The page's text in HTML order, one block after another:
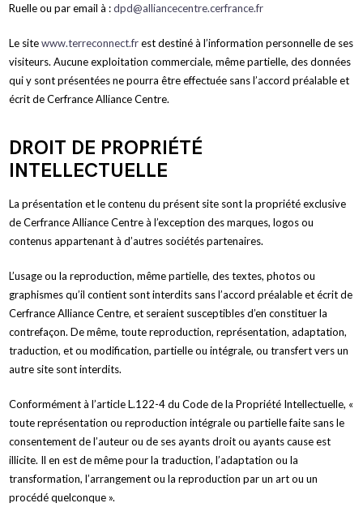
Ruelle ou par email à :dpd@alliancecentre.cerfrance.fr
Le sitewww.terreconnect.frest destiné à l’information personnelle de ses
visiteurs. Aucune exploitation commerciale, même partielle, des données
qui y sont présentées ne pourra être effectuée sans l’accord préalable et
écrit de Cerfrance Alliance Centre.
DROIT DE PROPRIÉTÉ
INTELLECTUELLE
La présentation et le contenu du présent site sont la propriété exclusive
de Cerfrance Alliance Centre à l’exception des marques, logos ou
contenus appartenant à d’autres sociétés partenaires.
L’usage ou la reproduction, même partielle, des textes, photos ou
graphismes qu’il contient sont interdits sans l’accord préalable et écrit de
Cerfrance Alliance Centre, et seraient susceptibles d’en constituer la
contrefaçon. De même, toute reproduction, représentation, adaptation,
traduction, et ou modification, partielle ou intégrale, ou transfert vers un
autre site sont interdits.
Conformément à l’article L.122-4 du Code de la Propriété Intellectuelle, «
toute représentation ou reproduction intégrale ou partielle faite sans le
consentement de l’auteur ou de ses ayants droit ou ayants cause est
illicite. Il en est de même pour la traduction, l’adaptation ou la
transformation, l’arrangement ou la reproduction par un art ou un
procédé quelconque ».